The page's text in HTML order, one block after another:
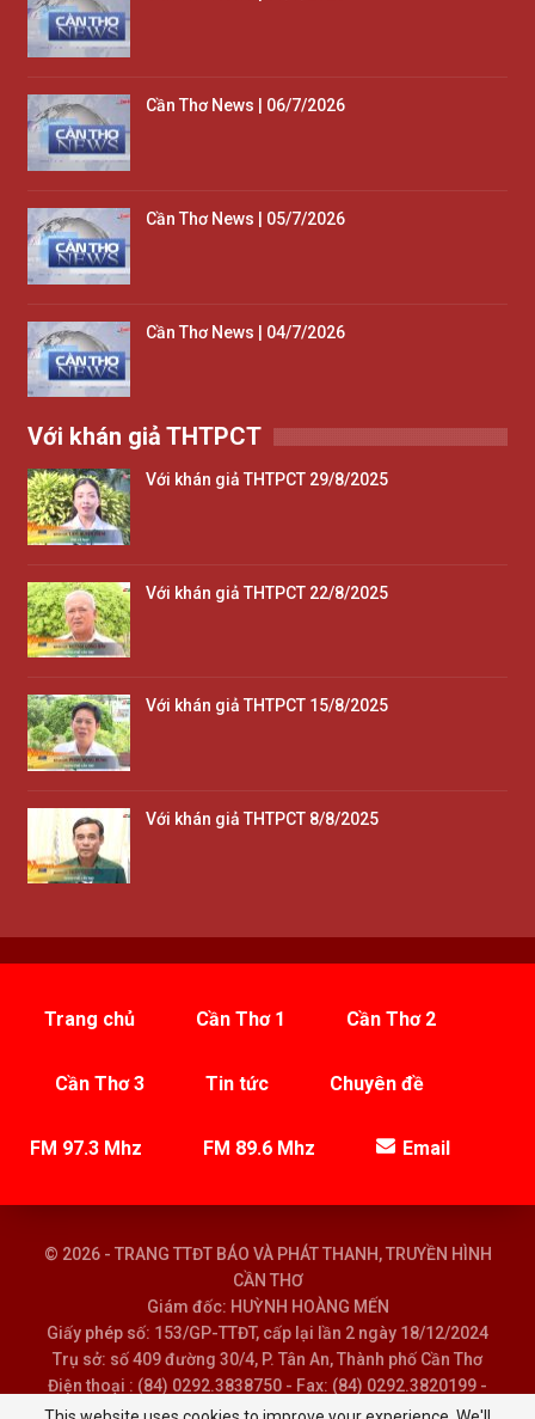
Cần Thơ News | 06/7/2026
Cần Thơ News | 05/7/2026
Cần Thơ News | 04/7/2026
Với khán giả THTPCT
Với khán giả THTPCT 29/8/2025
Với khán giả THTPCT 22/8/2025
Với khán giả THTPCT 15/8/2025
Với khán giả THTPCT 8/8/2025
Trang chủ Cần Thơ 1 Cần Thơ 2
Cần Thơ 3 Tin tức Chuyên đề
FM 97.3 Mhz FM 89.6 Mhz Email
© 2026 - TRANG TTĐT BÁO VÀ PHÁT THANH, TRUYỀN HÌNH
CẦN THƠ
Giám đốc: HUỲNH HOÀNG MẾN
Giấy phép số: 153/GP-TTĐT, cấp lại lần 2 ngày 18/12/2024
Trụ sở: số 409 đường 30/4, P. Tân An, Thành phố Cần Thơ
Điện thoại : (84) 0292.3838750 - Fax: (84) 0292.3820199 -
Email : baoptth@cantho.gov.vn